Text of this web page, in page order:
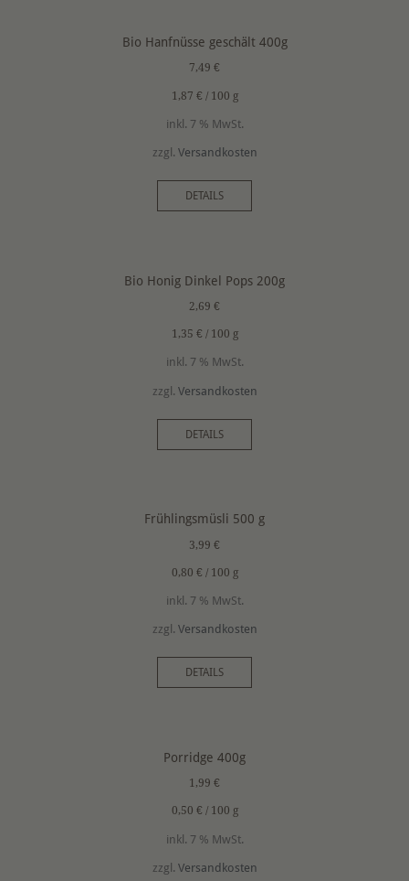
Bio Hanfnüsse geschält 400g
7,49 €
1,87 € / 100 g
inkl. 7 % MwSt.
zzgl. Versandkosten
DETAILS
Bio Honig Dinkel Pops 200g
2,69 €
1,35 € / 100 g
inkl. 7 % MwSt.
zzgl. Versandkosten
DETAILS
Frühlingsmüsli 500 g
3,99 €
0,80 € / 100 g
inkl. 7 % MwSt.
zzgl. Versandkosten
DETAILS
Porridge 400g
1,99 €
0,50 € / 100 g
inkl. 7 % MwSt.
zzgl. Versandkosten